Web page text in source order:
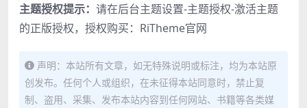
主题授权提示： 请在后台主题设置-主题授权-激活主题
的正版授权，授权购买： RiTheme官网
声明：本站所有文章，如无特殊说明或标注，均为本站原
创发布。任何个人或组织，在未征得本站同意时，禁止复
制、盗用、采集、发布本站内容到任何网站、书籍等各类媒